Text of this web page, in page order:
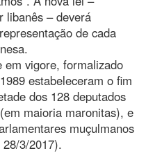
libanês – deverá
de cada
vigore, formalizado
estabeleceram o fim
dos 128 deputados
maioria maronitas), e
muçulmanos
3/2017).